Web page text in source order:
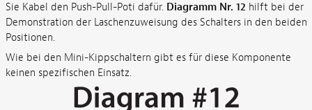
Sie Kabel den Push-Pull-Poti dafür. Diagramm Nr. 12 hilft bei der
Demonstration der Laschenzuweisung des Schalters in den beiden
Positionen.
Wie bei den Mini-Kippschaltern gibt es für diese Komponente
keinen spezifischen Einsatz.